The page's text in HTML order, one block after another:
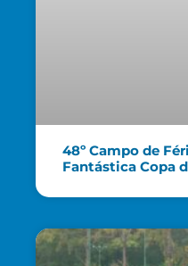
48º Campo de
Fantástica Copa